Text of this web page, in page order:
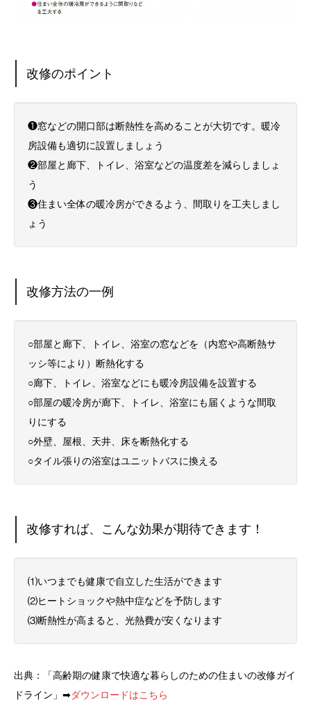
改修のポイント
❶窓などの開口部は断熱性を高めることが大切です。暖冷
房設備も適切に設置しましょう
❷部屋と廊下、トイレ、浴室などの温度差を減らしましょ
う
❸住まい全体の暖冷房ができるよう、間取りを工夫しまし
ょう
改修方法の一例
○部屋と廊下、トイレ、浴室の窓などを（内窓や高断熱サ
ッシ等により）断熱化する
○廊下、トイレ、浴室などにも暖冷房設備を設置する
○部屋の暖冷房が廊下、トイレ、浴室にも届くような間取
りにする
○外壁、屋根、天井、床を断熱化する
○タイル張りの浴室はユニットバスに換える
改修すれば、こんな効果が期待できます！
⑴いつまでも健康で自立した生活ができます
⑵ヒートショックや熱中症などを予防します
⑶断熱性が高まると、光熱費が安くなります
出典：「高齢期の健康で快適な暮らしのための住まいの改修ガイ
ドライン」➡ダウンロードはこちら